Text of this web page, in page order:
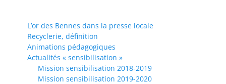
L’or des Bennes dans la presse locale
Recyclerie, définition
Animations pédagogiques
Actualités « sensibilisation »
Mission sensibilisation 2018-2019
Mission sensibilisation 2019-2020